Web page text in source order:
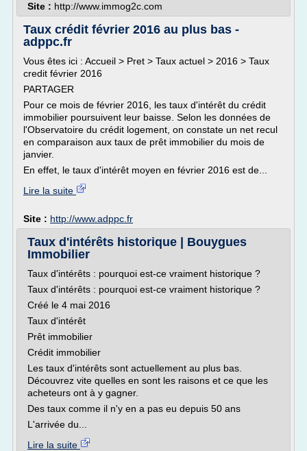
Site : http://www.immog2c.com
Taux crédit février 2016 au plus bas -
adppc.fr
Vous êtes ici : Accueil > Pret > Taux actuel > 2016 > Taux
credit février 2016
PARTAGER
Pour ce mois de février 2016, les taux d'intérêt du crédit
immobilier poursuivent leur baisse. Selon les données de
l'Observatoire du crédit logement, on constate un net recul
en comparaison aux taux de prêt immobilier du mois de
janvier.
En effet, le taux d'intérêt moyen en février 2016 est de...
Lire la suite
Site : http://www.adppc.fr
Taux d'intérêts historique | Bouygues
Immobilier
Taux d'intérêts : pourquoi est-ce vraiment historique ?
Taux d'intérêts : pourquoi est-ce vraiment historique ?
Créé le 4 mai 2016
Taux d'intérêt
Prêt immobilier
Crédit immobilier
Les taux d'intérêts sont actuellement au plus bas.
Découvrez vite quelles en sont les raisons et ce que les
acheteurs ont à y gagner.
Des taux comme il n'y en a pas eu depuis 50 ans
L'arrivée du...
Lire la suite